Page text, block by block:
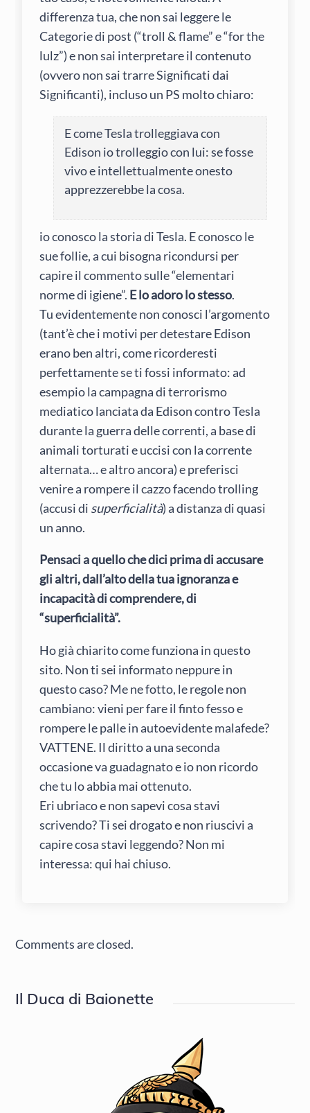
differenza tua, che non sai leggere le
Categorie di post (“troll & flame” e “for the
lulz”) e non sai interpretare il contenuto
(ovvero non sai trarre Significati dai
Significanti), incluso un PS molto chiaro:
E come Tesla trolleggiava con
Edison io trolleggio con lui: se fosse
vivo e intellettualmente onesto
apprezzerebbe la cosa.
io conosco la storia di Tesla. E conosco le
sue follie, a cui bisogna ricondursi per
capire il commento sulle “elementari
norme di igiene”. E lo adoro lo stesso.
Tu evidentemente non conosci l’argomento
(tant’è che i motivi per detestare Edison
erano ben altri, come ricorderesti
perfettamente se ti fossi informato: ad
esempio la campagna di terrorismo
mediatico lanciata da Edison contro Tesla
durante la guerra delle correnti, a base di
animali torturati e uccisi con la corrente
alternata… e altro ancora) e preferisci
venire a rompere il cazzo facendo trolling
(accusi di superficialità) a distanza di quasi
un anno.
Pensaci a quello che dici prima di accusare
gli altri, dall’alto della tua ignoranza e
incapacità di comprendere, di
“superficialità”.
Ho già chiarito come funziona in questo
sito. Non ti sei informato neppure in
questo caso? Me ne fotto, le regole non
cambiano: vieni per fare il finto fesso e
rompere le palle in autoevidente malafede?
VATTENE. Il diritto a una seconda
occasione va guadagnato e io non ricordo
che tu lo abbia mai ottenuto.
Eri ubriaco e non sapevi cosa stavi
scrivendo? Ti sei drogato e non riuscivi a
capire cosa stavi leggendo? Non mi
interessa: qui hai chiuso.
Comments are closed.
Il Duca di Baionette